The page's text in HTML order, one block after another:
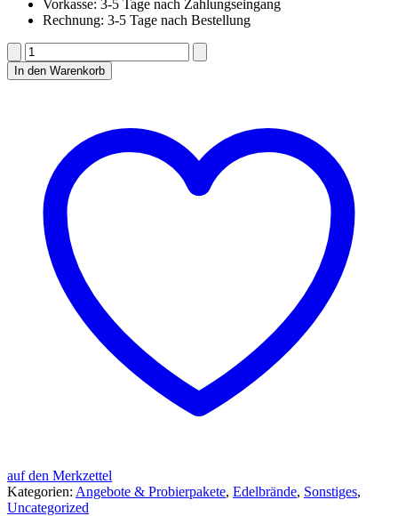
Vorkasse: 3-5 Tage nach Zahlungseingang
Rechnung: 3-5 Tage nach Bestellung
Best
of
Gault
In den Warenkorb
auf den Merkzettel
Kategorien: Angebote & Probierpakete, Edelbrände, Sonstiges,
Uncategorized